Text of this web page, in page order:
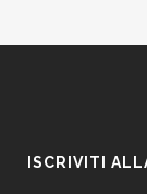
ISCRIVITI